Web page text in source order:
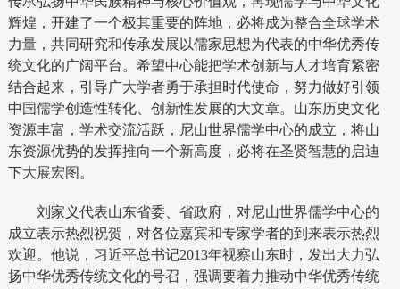
辉煌，开建了一个极其重要的阵地，必将成为整合全球学术
力量，共同研究和传承发展以儒家思想为代表的中华优秀传
统文化的广阔平台。希望中心能把学术创新与人才培育紧密
结合起来，引导广大学者勇于承担时代使命，努力做好引领
中国儒学创造性转化、创新性发展的大文章。山东历史文化
资源丰富，学术交流活跃，尼山世界儒学中心的成立，将山
东资源优势的发挥推向一个新高度，必将在圣贤智慧的启迪
下大展宏图。
刘家义代表山东省委、省政府，对尼山世界儒学中心的
成立表示热烈祝贺，对各位嘉宾和专家学者的到来表示热烈
欢迎。他说，习近平总书记2013年视察山东时，发出大力弘
扬中华优秀传统文化的号召，强调要着力推动中华优秀传统